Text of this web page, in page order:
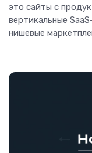
это сайты с
вертикальные
нишевые